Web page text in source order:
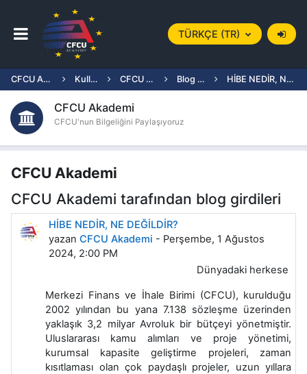
Yan panel
TÜRKÇE ‎(TR)‎
CFCU Akademi Kullanıcılar CFCU Akademi Blog girdileri HİBE NEDİR, NE DEĞİLDİR?
CFCU Akademi
CFCU'nun Bilgeliğini Paylaşıyoruz
CFCU Akademi
CFCU Akademi tarafından blog girdileri
HİBE NEDİR, NE DEĞİLDİR?
yazan CFCU Akademi - Perşembe, 1 Ağustos
2024, 2:00 PM
Dünyadaki herkese
Merkezi Finans ve İhale Birimi (CFCU), kurulduğu
2002 yılından bu yana 7.138 sözleşme üzerinden
yaklaşık 3,2 milyar Avroluk bir bütçeyi yönetmiştir.
Uluslararası kamu alımları ve proje yönetimi,
kurumsal kapasite geliştirme projeleri, zaman
kısıtlaması olan çok paydaşlı projeler, uzun yıllara